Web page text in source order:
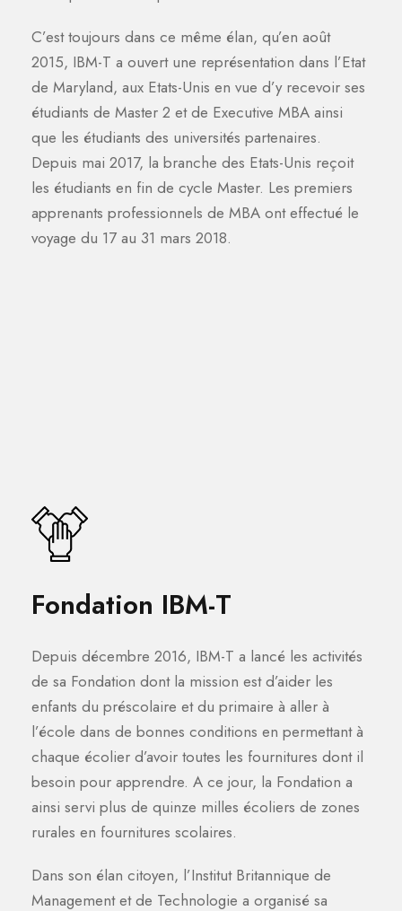
C’est toujours dans ce même élan, qu’en août
2015, IBM-T a ouvert une représentation dans l’Etat
de Maryland, aux Etats-Unis en vue d’y recevoir ses
étudiants de Master 2 et de Executive MBA ainsi
que les étudiants des universités partenaires.
Depuis mai 2017, la branche des Etats-Unis reçoit
les étudiants en fin de cycle Master. Les premiers
apprenants professionnels de MBA ont effectué le
voyage du 17 au 31 mars 2018.
Fondation IBM-T
Depuis décembre 2016, IBM-T a lancé les activités
de sa Fondation dont la mission est d’aider les
enfants du préscolaire et du primaire à aller à
l’école dans de bonnes conditions en permettant à
chaque écolier d’avoir toutes les fournitures dont il
besoin pour apprendre. A ce jour, la Fondation a
ainsi servi plus de quinze milles écoliers de zones
rurales en fournitures scolaires.
Dans son élan citoyen, l’Institut Britannique de
Management et de Technologie a organisé sa